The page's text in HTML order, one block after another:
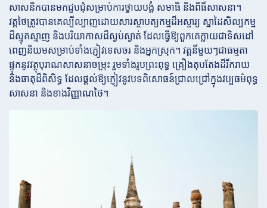
សាសនិកបានមកជួបជុំសម្រាប់ការថ្វាយបង្គំ សមាធិ និងពិធីសាសនា។
វត្តថៃត្រូវបានគេល្បីល្បាញដោយសារស្ថាបត្យកម្មដ៏អស្ចារ្យ ស្នាដៃសិល្បកម្ម
ដ៏ស្មុគស្មាញ និងបរិយាកាសដ៏ស្ងប់ស្ងាត់ ដែលធ្វើឱ្យពួកគេក្លាយជាទិសដៅ
ពេញនិយមសម្រាប់ទាំងភ្ញៀវទេសចរ និងអ្នកស្រុក។ វត្តនីមួយៗជាធម្មតា
ផ្ទុកនូវវត្ថុបុរាណសាសនាចម្រុះ រួមទាំងរូបព្រះពុទ្ធ គ្រឿងតុបតែងដ៏រីករាយ
និងធាតុដ៏ពិសិទ្ធ ដែលផ្តល់ឱ្យភ្ញៀវនូវបទពិសោធន៍ជ្រាលជ្រៅក្នុងវប្បធម៌ពុទ្ធ
សាសនា និងខាងវិញ្ញាណថៃ។